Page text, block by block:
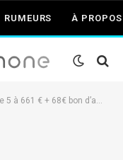
RUMEURS À PROPOS
à 661 € + 68€ bon d’achat